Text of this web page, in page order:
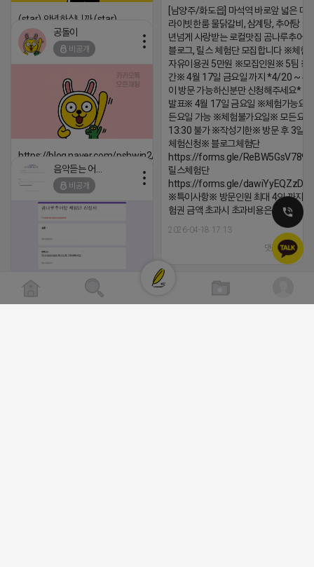
[남양주/화도읍] 마석역 바로앞 넓은 매
라이빗한룸 물닭갈비, 삼계탕, 추어탕 맛
년넘게 사랑받는 로컬맛집 곰나루추어
블로그, 릴스 체험단 모집합니다 ※체험
자유이용권 5만원 ※모집인원※ 5팀 ※
간※ 4월 17일 금요일 까지 *4/20 ~ 4/
이 방문 가능하신분만 신청해주세요* ※
발표※ 4월 17일 금요일 ※체험가능요
든요일 가능 ※체험불가요일※ 모든요
13:30 불가 ※작성기한※ 방문 후 3일
체험신청※ 블로그체험단
https://forms.gle/
릴스체험단
https://forms.gle/
※특이사항※ 방문인원 최대 4인 까지
험권 금액 초과시 초과비용은 본인부담
2026-04-18 17:13
댓글:20개
(star) 안녕하십니까 (star)
2026-04-18 17:12
공돌이
비공개
https://blog.naver.com/pshwin2/224023970047
2026-04-18 17:12
비공개
[남양주/화도읍] 마석역 바로앞 넓은 매장과, 프
라이빗한룸 물닭갈비, 삼계탕, 추어탕 맛집 10